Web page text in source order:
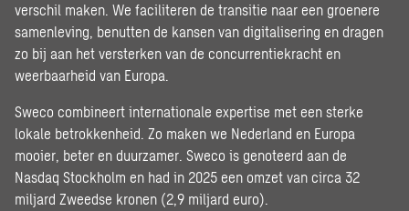
verschil maken. We faciliteren de transitie naar een groenere
samenleving, benutten de kansen van digitalisering en dragen
zo bij aan het versterken van de concurrentiekracht en
weerbaarheid van Europa.
Sweco combineert internationale expertise met een sterke
lokale betrokkenheid. Zo maken we Nederland en Europa
mooier, beter en duurzamer. Sweco is genoteerd aan de
Nasdaq Stockholm en had in 2025 een omzet van circa 32
miljard Zweedse kronen (2,9 miljard euro).